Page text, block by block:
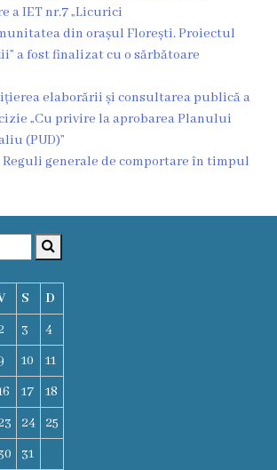
a IET nr.7 „Licurici
din orașul Florești. Proiectul
a fost finalizat cu o sărbătoare
elaborării și consultarea publică a
„Cu privire la aprobarea Planului
(PUD)”
generale de comportare în timpul
S
D
3
4
10
11
17
18
24
25
31